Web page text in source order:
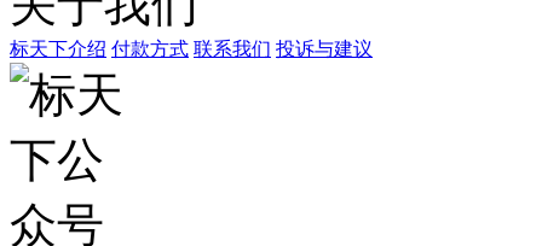
标天下介绍 付款方式 联系我们 投诉与建议